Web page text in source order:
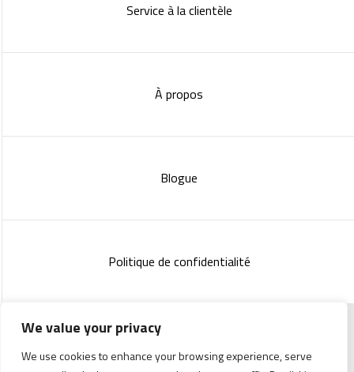
We value your privacy
We use cookies to enhance your browsing experience, serve
Service à la clientèle
À propos
Blogue
Politique de confidentialité
Copyright 2023 :Standish Communications& Mélissa